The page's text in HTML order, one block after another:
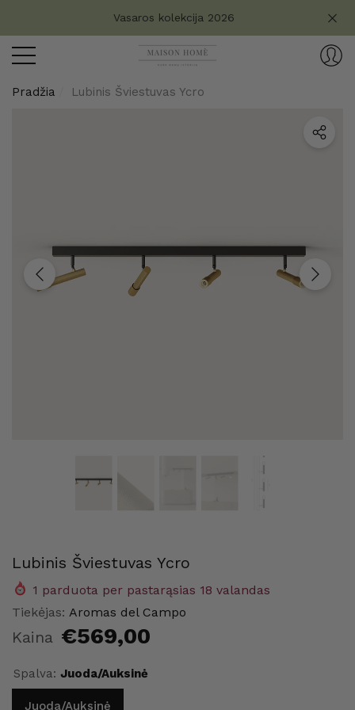
Vasaros kolekcija 2026
Pradžia Lubinis Šviestuvas Ycro
Lubinis Šviestuvas Ycro
1 parduota per pastarąsias 18 valandas
Tiekėjas: Aromas del Campo
Kaina €569,00
Spalva: Juoda/auksinė
Juoda/auksinė
Turite klausimų?
Maison Home